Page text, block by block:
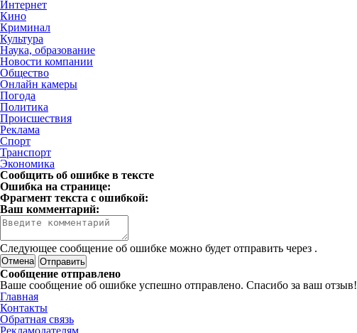
Интернет
Кино
Криминал
Культура
Наука, образование
Новости компании
Общество
Онлайн камеры
Погода
Политика
Происшествия
Реклама
Спорт
Транспорт
Экономика
Сообщить об ошибке в тексте
Ошибка на странице:
Фрагмент текста с ошибкой:
Ваш комментарий:
Следующее сообщение об ошибке можно будет отправить через .
Отмена
Сообщение отправлено
Ваше сообщение об ошибке успешно отправлено. Спасибо за ваш отзыв!
Главная
Контакты
Обратная связь
Рекламодателям